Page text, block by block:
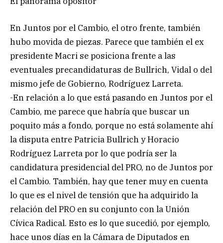
En Juntos por el Cambio, el otro frente, también
hubo movida de piezas. Parece que también el ex
presidente Macri se posiciona frente a las
eventuales precandidaturas de Bullrich, Vidal o del
mismo jefe de Gobierno, Rodríguez Larreta.
-En relación a lo que está pasando en Juntos por el
Cambio, me parece que habría que buscar un
poquito más a fondo, porque no está solamente ahí
la disputa entre Patricia Bullrich y Horacio
Rodríguez Larreta por lo que podría ser la
candidatura presidencial del PRO, no de Juntos por
el Cambio. También, hay que tener muy en cuenta
lo que es el nivel de tensión que ha adquirido la
relación del PRO en su conjunto con la Unión
Cívica Radical. Esto es lo que sucedió, por ejemplo,
hace unos días en la Cámara de Diputados en